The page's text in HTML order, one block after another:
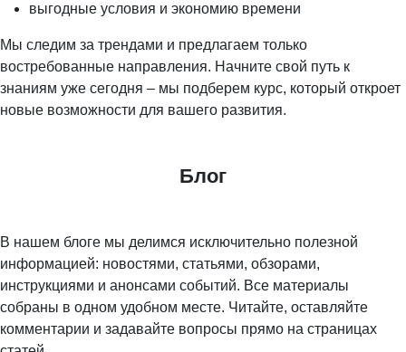
выгодные условия и экономию времени
Мы следим за трендами и предлагаем только
востребованные направления. Начните свой путь к
знаниям уже сегодня – мы подберем курс, который откроет
новые возможности для вашего развития.
Блог
В нашем блоге мы делимся исключительно полезной
информацией: новостями, статьями, обзорами,
инструкциями и анонсами событий. Все материалы
собраны в одном удобном месте. Читайте, оставляйте
комментарии и задавайте вопросы прямо на страницах